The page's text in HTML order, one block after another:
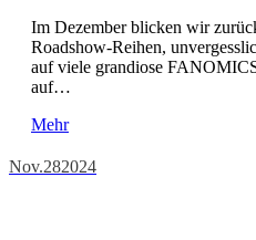
Im Dezember blicken wir
Roadshow-Reihen,
auf viele grandiose
auf…
Mehr
Nov.282024